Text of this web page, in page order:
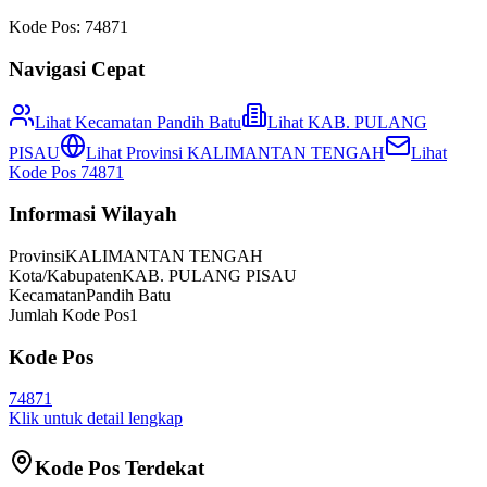
Kode Pos: 74871
Navigasi Cepat
Lihat Kecamatan Pandih Batu Lihat KAB. PULANG
PISAU
Lihat Provinsi KALIMANTAN TENGAH
Lihat
Kode Pos 74871
Informasi Wilayah
ProvinsiKALIMANTAN TENGAH
Kota/KabupatenKAB. PULANG PISAU
KecamatanPandih Batu
Jumlah Kode Pos1
Kode Pos
74871
Klik untuk detail lengkap
Kode Pos Terdekat